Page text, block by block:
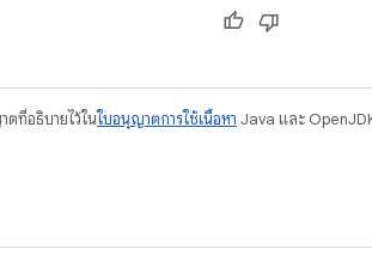
ตที่อธิบายไว้ในใบอนุญาตการใช้เนื้อหา Java และ